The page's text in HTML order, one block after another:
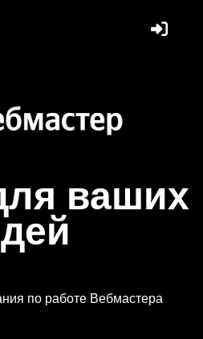
ваших
по работе Вебмастера